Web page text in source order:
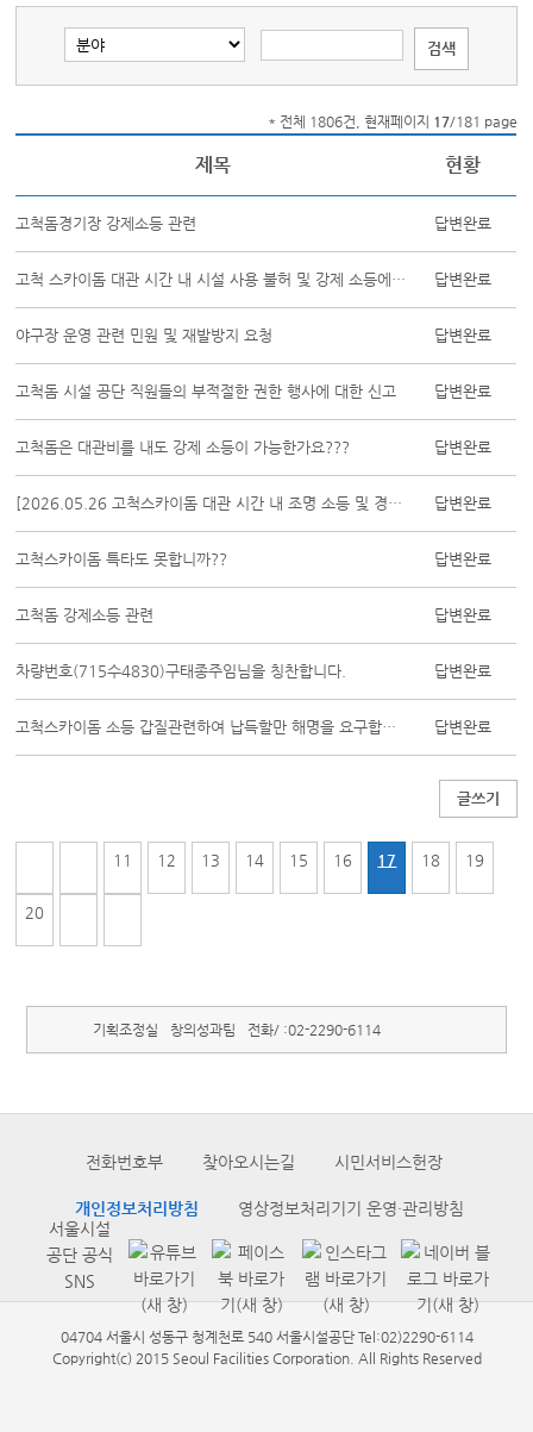
* 전체 1806건, 현재페이지 17/181 page
제목 현황
고척돔경기장 강제소등 관련 답변완료
고척 스카이돔 대관 시간 내 시설 사용 불허 및 강제 소등에 대한 강력한 항의 ... 답변완료
야구장 운영 관련 민원 및 재발방지 요청 답변완료
고척돔 시설 공단 직원들의 부적절한 권한 행사에 대한 신고 답변완료
고척돔은 대관비를 내도 강제 소등이 가능한가요??? 답변완료
[2026.05.26 고척스카이돔 대관 시간 내 조명 소등 및 경기 후 훈련 제한 조치에... 답변완료
고척스카이돔 특타도 못합니까?? 답변완료
고척돔 강제소등 관련 답변완료
차량번호(715수4830)구태종주임님을 칭찬합니다. 답변완료
고척스카이돔 소등 갑질관련하여 납득할만 해명을 요구합니다. 답변완료
글쓰기
11 12 13 14 15 16 17 18 19
20
기획조정실 창의성과팀 전화/ :02-2290-6114
전화번호부 찾아오시는길 시민서비스헌장
개인정보처리방침
영상정보처리기기 운영·관리방침
서울시설
공단 공식
SNS
04704 서울시 성동구 청계천로 540 서울시설공단 Tel:02)2290-6114
Copyright(c) 2015 Seoul Facilities Corporation. All Rights Reserved